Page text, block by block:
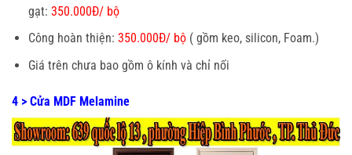
gạt: 350.000Đ/ bộ
Công hoàn thiện: 350.000Đ/ bộ( gồm keo, silicon, Foam.)
Giá trên chưa bao gồm ô kính và chỉ nối
4 > Cửa MDF Melamine